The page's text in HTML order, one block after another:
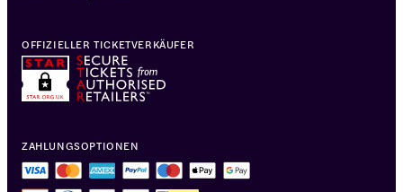
ZAHLUNGSOPTIONEN
OFFIZIELLER TICKETVERKÄUFER